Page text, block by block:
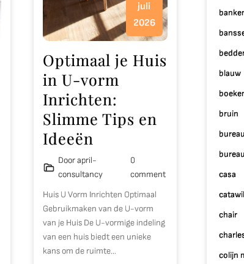
juli
2026
Optimaal je Huis
in U-vorm
Inrichten:
Slimme Tips en
Ideeën
Door april-
consultancy
0
comment
Huis U Vorm Inrichten Optimaal
Gebruikmaken van de U-vorm
van je Huis De U-vormige indeling
van een huis biedt een unieke
kans om de ruimte…
blauw
bruin
bureau
casa
chair
colijn